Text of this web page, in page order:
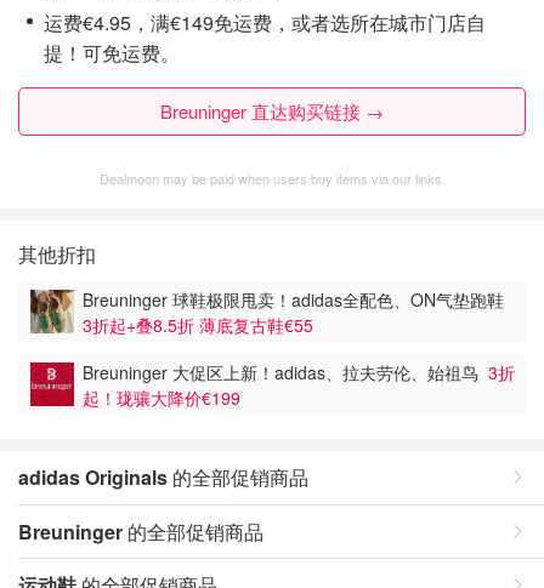
运费€4.95，满€149免运费，或者选所在城市门店自
提！可免运费。
Breuninger 直达购买链接 →
Dealmoon may be paid when users buy items via our links.
其他折扣
Breuninger 球鞋极限甩卖！adidas全配色、ON气垫跑鞋
3折起+叠8.5折 薄底复古鞋€55
Breuninger 大促区上新！adidas、拉夫劳伦、始祖鸟 3折
起！珑骧大降价€199
adidas Originals 的全部促销商品
Breuninger 的全部促销商品